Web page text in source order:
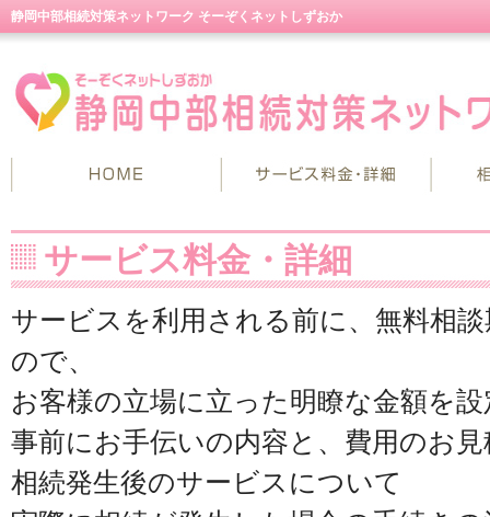
静岡中部相続対策ネットワーク そーぞくネットしずおか
サービス料金・詳細
サービスを利用される前に、無料相
ので、
お客様の立場に立った明瞭な金額を
事前にお手伝いの内容と、費用のお
相続発生後のサービスについて